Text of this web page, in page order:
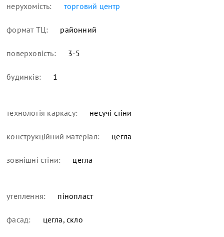
нерухомість: торговий центр
формат ТЦ: районний
поверховість: 3-5
будинків: 1
технологія каркасу: несучі стіни
конструкційний матеріал: цегла
зовнішні стіни: цегла
утеплення: пінопласт
фасад: цегла, скло